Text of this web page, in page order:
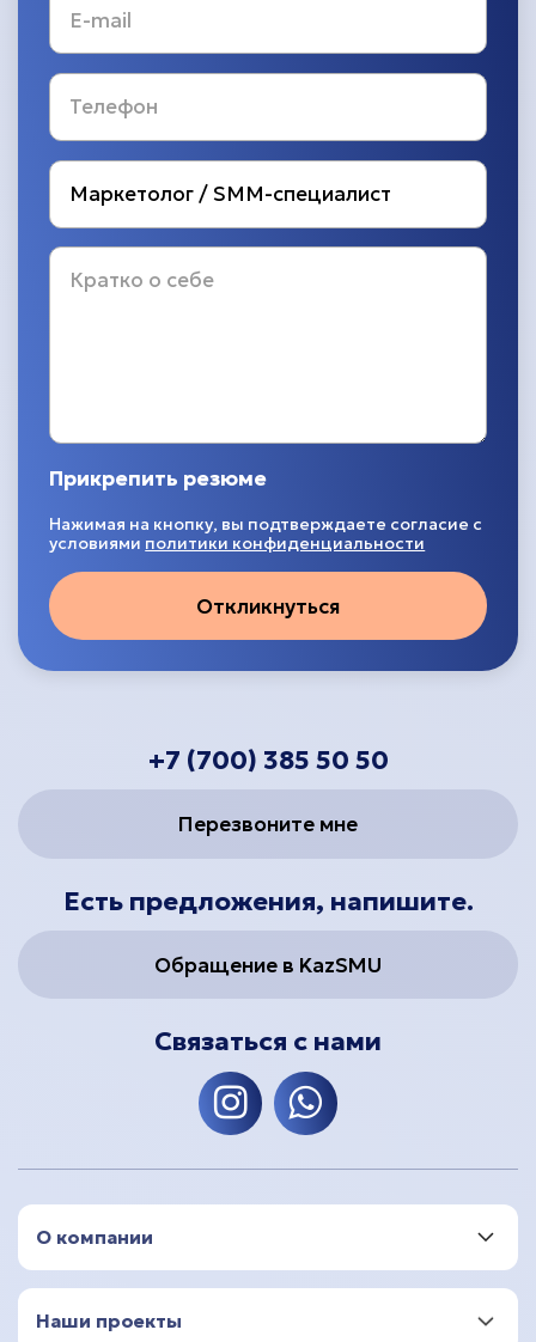
Прикрепить резюме
Нажимая на кнопку, вы подтверждаете согласие с
условиями политики конфиденциальности
Откликнуться
Есть предложения, напишите.
Обращение в KazSMU
Связаться с нами
+7 (700) 385 50 50
Перезвоните мне
О компании
Наши проекты